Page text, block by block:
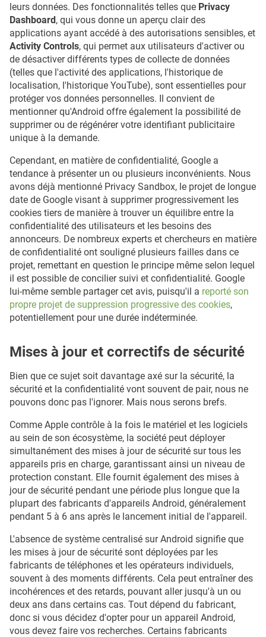
leurs données. Des fonctionnalités telles que Privacy
Dashboard, qui vous donne un aperçu clair des
applications ayant accédé à des autorisations sensibles, et
Activity Controls, qui permet aux utilisateurs d'activer ou
de désactiver différents types de collecte de données
(telles que l'activité des applications, l'historique de
localisation, l'historique YouTube), sont essentielles pour
protéger vos données personnelles. Il convient de
mentionner qu'Android offre également la possibilité de
supprimer ou de régénérer votre identifiant publicitaire
unique à la demande.
Cependant, en matière de confidentialité, Google a
tendance à présenter un ou plusieurs inconvénients. Nous
avons déjà mentionné Privacy Sandbox, le projet de longue
date de Google visant à supprimer progressivement les
cookies tiers de manière à trouver un équilibre entre la
confidentialité des utilisateurs et les besoins des
annonceurs. De nombreux experts et chercheurs en matière
de confidentialité ont souligné plusieurs failles dans ce
projet, remettant en question le principe même selon lequel
il est possible de concilier suivi et confidentialité. Google
lui-même semble partager cet avis, puisqu'il a reporté son
propre projet de suppression progressive des cookies,
potentiellement pour une durée indéterminée.
Mises à jour et correctifs de sécurité
Bien que ce sujet soit davantage axé sur la sécurité, la
sécurité et la confidentialité vont souvent de pair, nous ne
pouvons donc pas l'ignorer. Mais nous serons brefs.
Comme Apple contrôle à la fois le matériel et les logiciels
au sein de son écosystème, la société peut déployer
simultanément des mises à jour de sécurité sur tous les
appareils pris en charge, garantissant ainsi un niveau de
protection constant. Elle fournit également des mises à
jour de sécurité pendant une période plus longue que la
plupart des fabricants d'appareils Android, généralement
pendant 5 à 6 ans après le lancement initial de l'appareil.
L'absence de système centralisé sur Android signifie que
les mises à jour de sécurité sont déployées par les
fabricants de téléphones et les opérateurs individuels,
souvent à des moments différents. Cela peut entraîner des
incohérences et des retards, pouvant aller jusqu'à un ou
deux ans dans certains cas. Tout dépend du fabricant,
donc si vous décidez d'opter pour un appareil Android,
vous devez faire vos recherches. Certains fabricants